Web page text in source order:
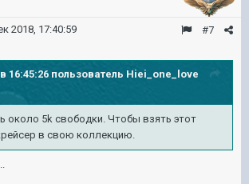
#7
2018, 17:40:59
16:45:26 пользователь Hiei_one_love
около 5k свободки. Чтобы взять этот
в свою коллекцию.